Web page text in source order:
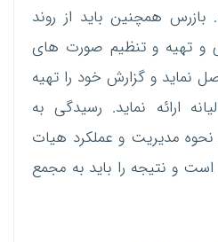
همچنین باید از روند
و تهیه و تنظیم صورت های
نماید و گزارش خود را تهیه
ارائه نماید. رسیدگی به
نحوه مدیریت و عملکرد هیات
است و نتیجه را باید به مجمع